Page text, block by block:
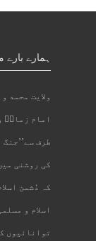
ہمارے بارے
ولایت محمد
امام زمانؑ
طرف
کی روشنی
کہ دُشمن
اسلام و
توانائیوں